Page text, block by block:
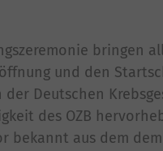
bringen
und den
Deutschen
des OZB
bekannt aus dem